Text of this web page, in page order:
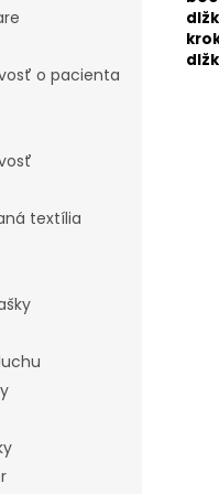
o pacienta
textília